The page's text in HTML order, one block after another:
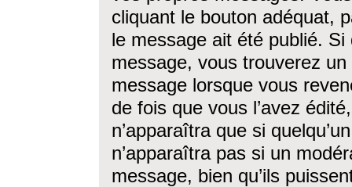
cliquant le bouton adéquat,
le message ait été publié. Si
message, vous trouverez
message lorsque vous
de fois que vous l’avez
n’apparaîtra que si
n’apparaîtra pas si un
message, bien qu’ils